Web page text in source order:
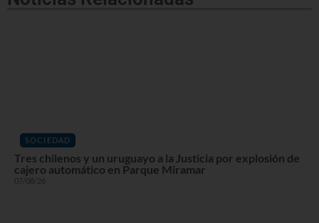
SOCIEDAD
Tres chilenos y un uruguayo a la Justicia por explosión de
cajero automático en Parque Miramar
07/08/26